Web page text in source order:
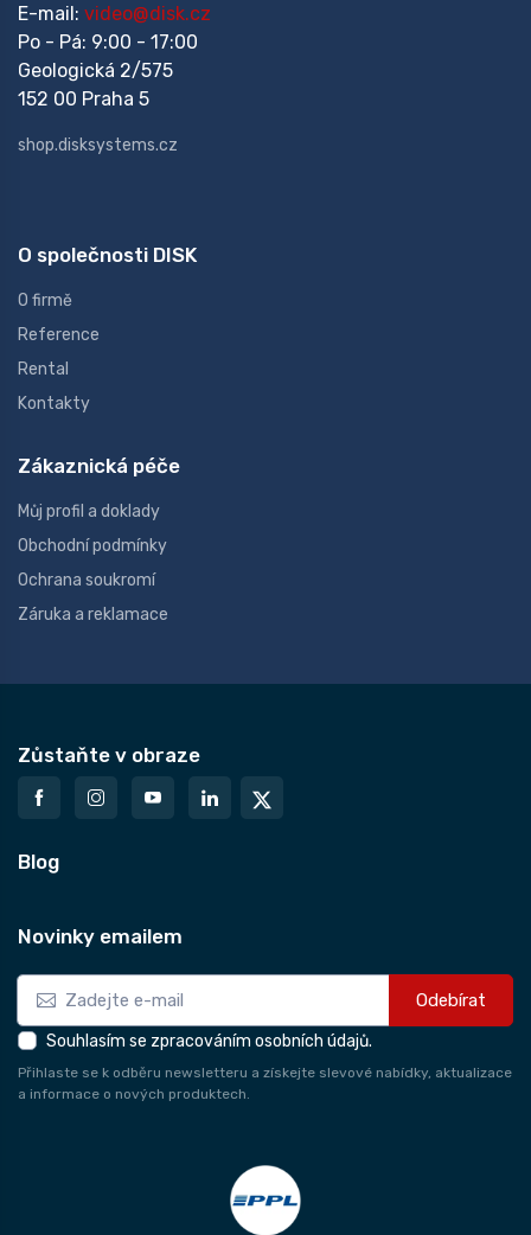
E-mail: video@disk.cz
Po - Pá: 9:00 - 17:00
Geologická 2/575
152 00 Praha 5
shop.disksystems.cz
O společnosti DISK
O firmě
Reference
Rental
Kontakty
Zákaznická péče
Můj profil a doklady
Obchodní podmínky
Ochrana soukromí
Záruka a reklamace
Zůstaňte v obraze
Blog
Novinky emailem
Odebírat
Souhlasím se zpracováním osobních údajů.
Přihlaste se k odběru newsletteru a získejte slevové nabídky, aktualizace
a informace o nových produktech.